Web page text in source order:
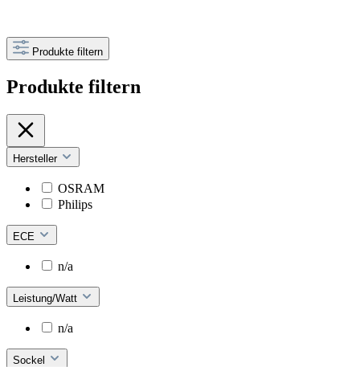
Produkte filtern
Produkte filtern
Hersteller
OSRAM
Philips
ECE
n/a
Leistung/Watt
n/a
Sockel